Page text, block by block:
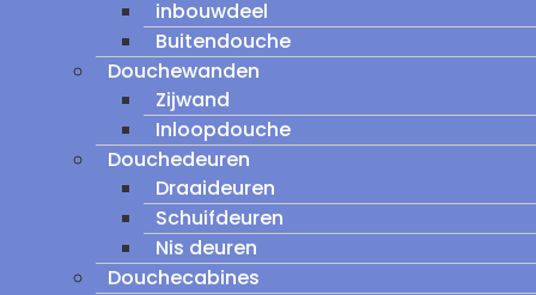
inbouwdeel
Buitendouche
Douchewanden
Zijwand
Inloopdouche
Douchedeuren
Draaideuren
Schuifdeuren
Nis deuren
Douchecabines